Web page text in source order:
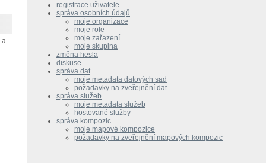
a
registrace uživatele
správa osobních údajů
moje organizace
moje role
moje zařazení
moje skupina
změna hesla
diskuse
správa dat
moje metadata datových sad
požadavky na zveřejnění dat
správa služeb
moje metadata služeb
hostované služby
správa kompozic
moje mapové kompozice
požadavky na zveřejnění mapových kompozic